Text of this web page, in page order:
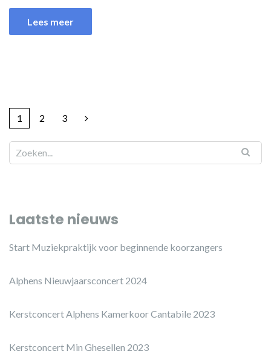
Lees meer
1 2 3
Laatste nieuws
Start Muziekpraktijk voor beginnende koorzangers
Alphens Nieuwjaarsconcert 2024
Kerstconcert Alphens Kamerkoor Cantabile 2023
Kerstconcert Min Ghesellen 2023